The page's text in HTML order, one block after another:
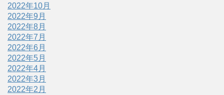
2022年10月
2022年9月
2022年8月
2022年7月
2022年6月
2022年5月
2022年4月
2022年3月
2022年2月